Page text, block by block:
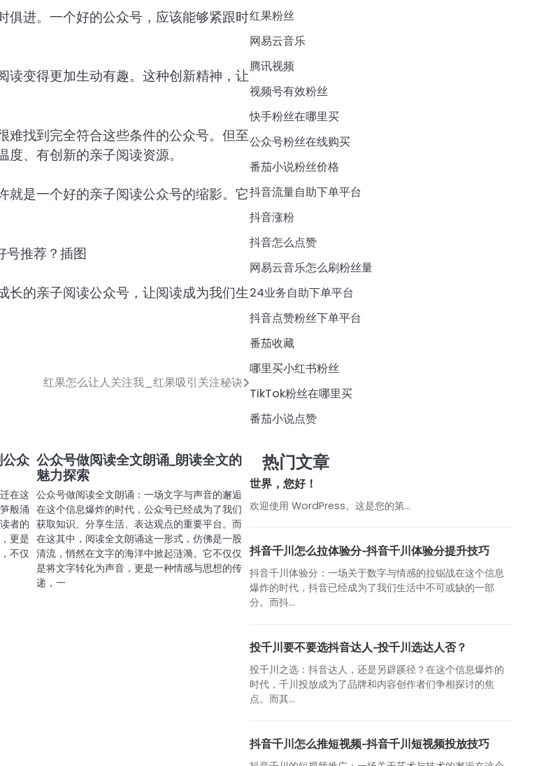
俱进。一个好的公众号，应该能够紧跟时
读变得更加生动有趣。这种创新精神，让
难找到完全符合这些条件的公众号。但至
、有创新的亲子阅读资源。
就是一个好的亲子阅读公众号的缩影。它
长的亲子阅读公众号，让阅读成为我们生
红果怎么让人关注我_红果吸引关注秘诀
众
在这
般涌
者的
更是
不仅
公众号做阅读全文朗诵_朗读全文的
魅力探索
公众号做阅读全文朗诵：一场文字与声音的邂逅
在这个信息爆炸的时代，公众号已经成为了我们
获取知识、分享生活、表达观点的重要平台。而
在这其中，阅读全文朗诵这一形式，仿佛是一股
清流，悄然在文字的海洋中掀起涟漪。它不仅仅
是将文字转化为声音，更是一种情感与思想的传
递，一
红果粉丝
网易云音乐
腾讯视频
视频号有效粉丝
快手粉丝在哪里买
公众号粉丝在线购买
番茄小说粉丝价格
抖音流量自助下单平台
抖音涨粉
抖音怎么点赞
网易云音乐怎么刷粉丝量
24业务自助下单平台
抖音点赞粉丝下单平台
番茄收藏
哪里买小红书粉丝
TikTok粉丝在哪里买
番茄小说点赞
热门文章
世界，您好！
欢迎使用 WordPress。这是您的第…
抖音千川怎么拉体验分-抖音千川体验分提升技巧
抖音千川体验分：一场关于数字与情感的拉锯战在这个信息
爆炸的时代，抖音已经成为了我们生活中不可或缺的一部
分。而抖...
投千川要不要选抖音达人-投千川选达人否？
投千川之选：抖音达人，还是另辟蹊径？在这个信息爆炸的
时代，千川投放成为了品牌和内容创作者们争相探讨的焦
点。而其...
抖音千川怎么推短视频-抖音千川短视频投放技巧